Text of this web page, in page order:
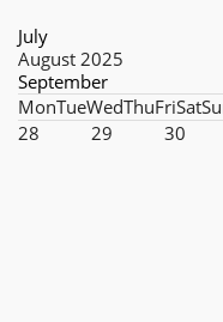
July
August 2025
September
MonTueWedThuFriSat
28
29 30